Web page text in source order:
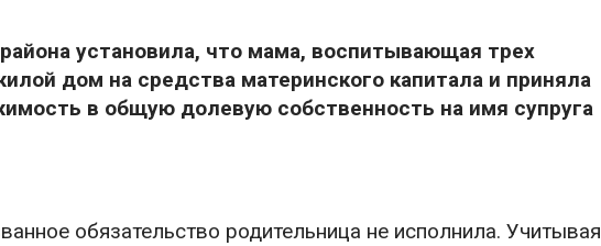
установила, что мама, воспитывающая трех
дом на средства материнского капитала и приняла
в общую долевую собственность на имя супруга
обязательство родительница не исполнила. Учитывая